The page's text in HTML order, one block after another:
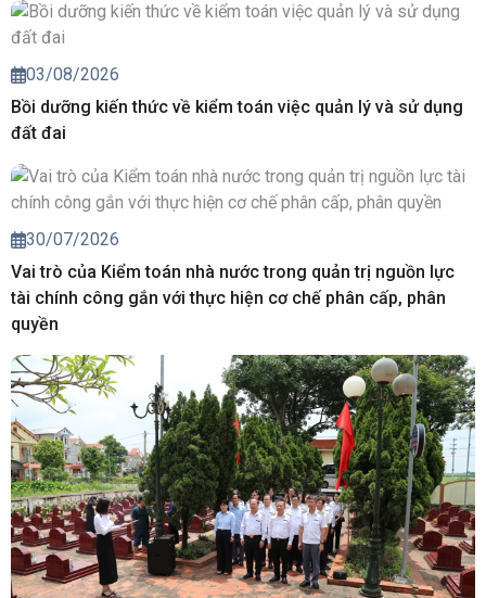
03/08/2026
Bồi dưỡng kiến thức về kiểm toán việc quản lý và sử dụng
đất đai
30/07/2026
Vai trò của Kiểm toán nhà nước trong quản trị nguồn lực
tài chính công gắn với thực hiện cơ chế phân cấp, phân
quyền